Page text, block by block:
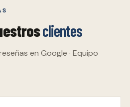
clientes
en Google · Equipo